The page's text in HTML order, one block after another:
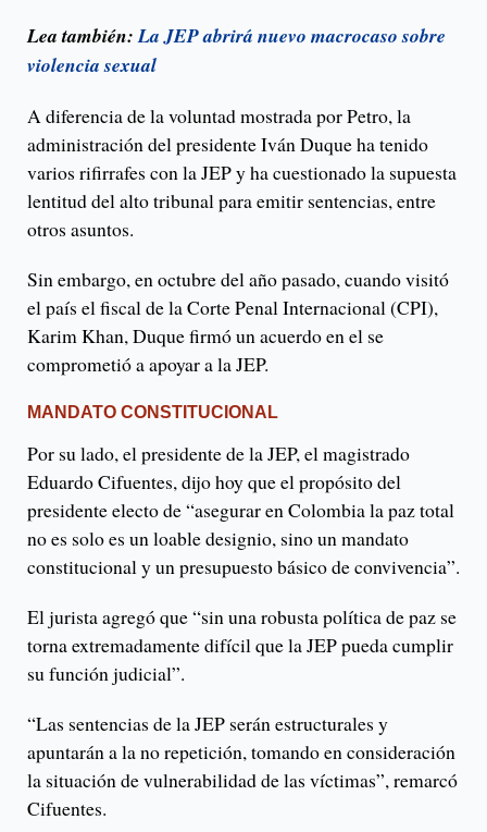
Lea también:La JEP abrirá nuevo macrocaso sobre
violencia sexual
A diferencia de la voluntad mostrada por Petro, la
administración del presidente Iván Duque ha tenido
varios rifirrafes con la JEP y ha cuestionado la supuesta
lentitud del alto tribunal para emitir sentencias, entre
otros asuntos.
Sin embargo, en octubre del año pasado, cuando visitó
el país el fiscal de la Corte Penal Internacional (CPI),
Karim Khan, Duque firmó un acuerdo en el se
comprometió a apoyar a la JEP.
MANDATO CONSTITUCIONAL
Por su lado, el presidente de la JEP, el magistrado
Eduardo Cifuentes, dijo hoy que el propósito del
presidente electo de “asegurar en Colombia la paz total
no es solo es un loable designio, sino un mandato
constitucional y un presupuesto básico de convivencia”.
El jurista agregó que “sin una robusta política de paz se
torna extremadamente difícil que la JEP pueda cumplir
su función judicial”.
“Las sentencias de la JEP serán estructurales y
apuntarán a la no repetición, tomando en consideración
la situación de vulnerabilidad de las víctimas”, remarcó
Cifuentes.